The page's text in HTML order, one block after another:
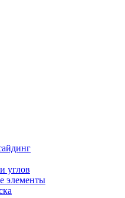
углов
элементы